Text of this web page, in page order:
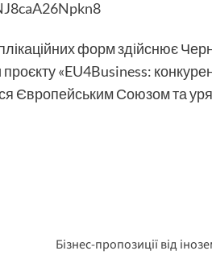
форм здійснює
проєкту «EU4Business:
Європейським Союзом та
Бізнес-пропозиції від